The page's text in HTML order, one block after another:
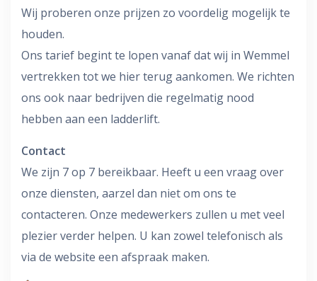
Wij proberen onze prijzen zo voordelig mogelijk te
houden.
Ons tarief begint te lopen vanaf dat wij in Wemmel
vertrekken tot we hier terug aankomen. We richten
ons ook naar bedrijven die regelmatig nood
hebben aan een ladderlift.
Contact
We zijn 7 op 7 bereikbaar. Heeft u een vraag over
onze diensten, aarzel dan niet om ons te
contacteren. Onze medewerkers zullen u met veel
plezier verder helpen. U kan zowel telefonisch als
via de website een afspraak maken.